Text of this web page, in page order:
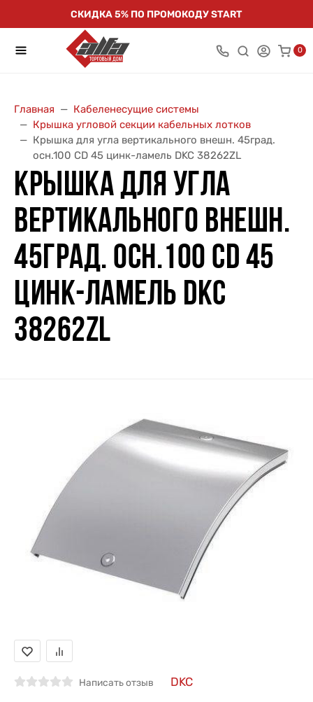
СКИДКА 5% ПО ПРОМОКОДУ START
0
Главная
Кабеленесущие системы
Крышка угловой секции кабельных лотков
Крышка для угла вертикального внешн. 45град.
осн.100 CD 45 цинк-ламель DKC 38262ZL
КРЫШКА ДЛЯ УГЛА
ВЕРТИКАЛЬНОГО ВНЕШН.
45ГРАД. ОСН.100 CD 45
ЦИНК-ЛАМЕЛЬ DKC
38262ZL
Написать отзыв DKC